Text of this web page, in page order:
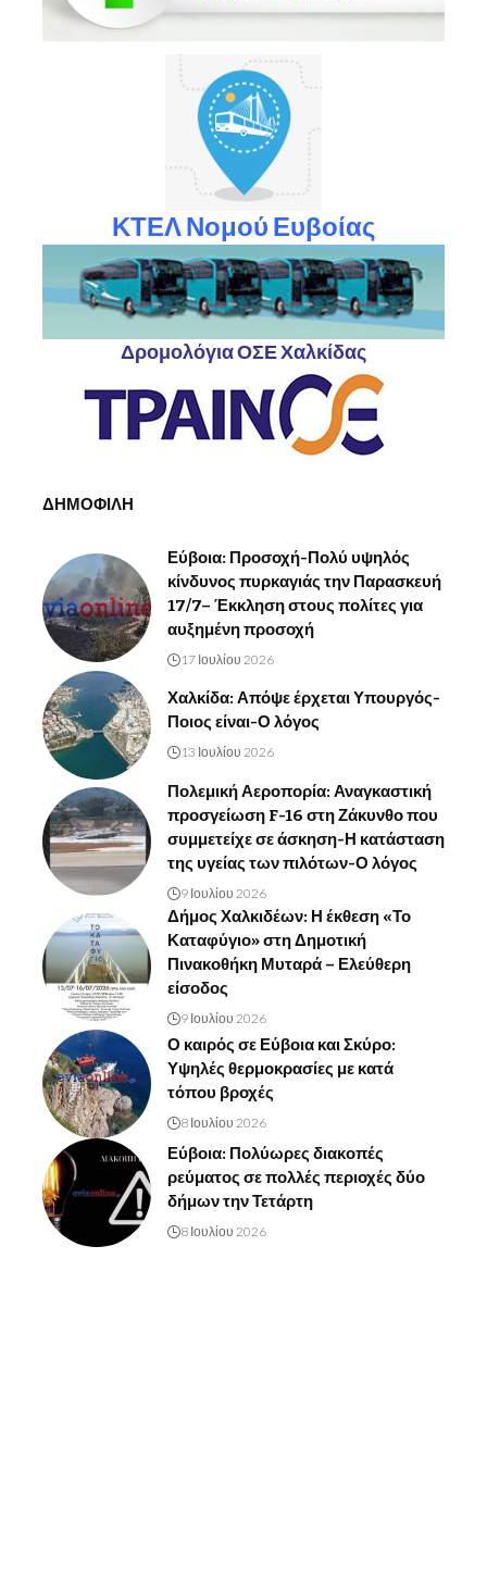
ΚΤΕΛ Νομού Ευβοίας
Δρομολόγια ΟΣΕ Χαλκίδας
ΔΗΜΟΦΙΛΗ
Εύβοια: Προσοχή-Πολύ υψηλός
κίνδυνος πυρκαγιάς την Παρασκευή
17/7– Έκκληση στους πολίτες για
αυξημένη προσοχή
17 Ιουλίου 2026
Χαλκίδα: Απόψε έρχεται Υπουργός-
Ποιος είναι-Ο λόγος
13 Ιουλίου 2026
Πολεμική Αεροπορία: Αναγκαστική
προσγείωση F-16 στη Ζάκυνθο που
συμμετείχε σε άσκηση-Η κατάσταση
της υγείας των πιλότων-Ο λόγος
9 Ιουλίου 2026
Δήμος Χαλκιδέων: Η έκθεση «Το
Καταφύγιο» στη Δημοτική
Πινακοθήκη Μυταρά – Ελεύθερη
είσοδος
9 Ιουλίου 2026
Ο καιρός σε Εύβοια και Σκύρο:
Υψηλές θερμοκρασίες με κατά
τόπου βροχές
8 Ιουλίου 2026
Εύβοια: Πολύωρες διακοπές
ρεύματος σε πολλές περιοχές δύο
δήμων την Τετάρτη
8 Ιουλίου 2026